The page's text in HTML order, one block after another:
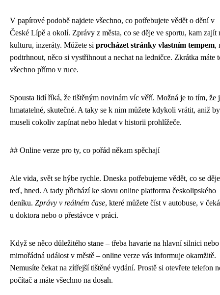
V papírové podobě najdete všechno, co potřebujete vědět o dění v
České Lípě a okolí. Zprávy z města, co se děje ve sportu, kam zajít
kulturu, inzeráty. Můžete si procházet stránky vlastním tempem,
podtrhnout, něco si vystřihnout a nechat na ledničce. Zkrátka máte
všechno přímo v ruce.
Spousta lidí říká, že tištěným novinám víc věří. Možná je to tím, že
hmatatelné, skutečné. A taky se k nim můžete kdykoli vrátit, aniž
museli cokoliv zapínat nebo hledat v historii prohlížeče.
## Online verze pro ty, co pořád někam spěchají
Ale vida, svět se hýbe rychle. Dneska potřebujeme vědět, co se děje
teď, hned. A tady přichází ke slovu online platforma českolipského
deníku. Zprávy v reálném čase, které můžete číst v autobuse, v
u doktora nebo o přestávce v práci.
Když se něco důležitého stane – třeba havarie na hlavní silnici nebo
mimořádná událost v městě – online verze vás informuje okamžitě.
Nemusíte čekat na zítřejší tištěné vydání. Prostě si otevřete telefon
počítač a máte všechno na dosah.